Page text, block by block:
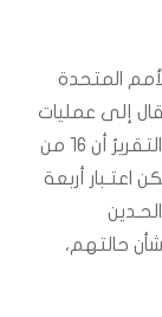
وضعَـتها الأمم المتحدة
إلى عمليات
العودة المُيسرة على نطاقٍ واسع. وجد هذا التقريرُ أن ١٦ من
اعتـبار أربعة
حالتهم،